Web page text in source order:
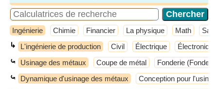
Ingénierie Chimie Financier La physique Math
↳ L'ingénierie de production Civil Électrique Électronique
⤿ Usinage des métaux Coupe de métal Fonderie
⤿ Dynamique d'usinage des métaux Conception pour